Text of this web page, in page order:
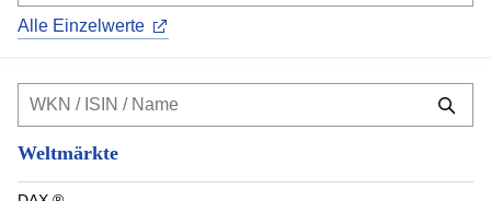
Alle Einzelwerte
Weltmärkte